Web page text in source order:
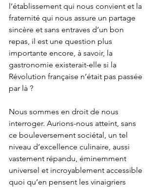
l’établissement qui nous convient et la
fraternité qui nous assure un partage
sincère et sans entraves d’un bon
repas, il est une question plus
importante encore, à savoir, la
gastronomie existerait-elle si la
Révolution française n’était pas passée
par là ?
Nous sommes en droit de nous
interroger. Aurions-nous atteint, sans
ce bouleversement sociétal, un tel
niveau d’excellence culinaire, aussi
vastement répandu, éminemment
universel et incroyablement accessible
quoi qu’en pensent les vinaigriers